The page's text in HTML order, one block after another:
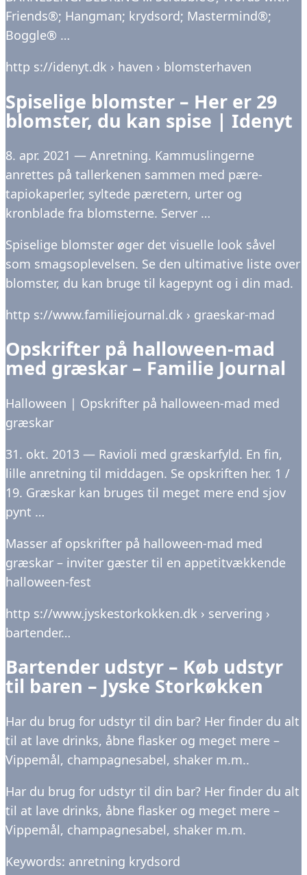
Friends®; Hangman; krydsord; Mastermind®;
Boggle® …
http s://idenyt.dk › haven › blomsterhaven
Spiselige blomster – Her er 29
blomster, du kan spise | Idenyt
8. apr. 2021 — Anretning. Kammuslingerne
anrettes på tallerkenen sammen med pære-
tapiokaperler, syltede pæretern, urter og
kronblade fra blomsterne. Server …
Spiselige blomster øger det visuelle look såvel
som smagsoplevelsen. Se den ultimative liste over
blomster, du kan bruge til kagepynt og i din mad.
http s://www.familiejournal.dk › graeskar-mad
Opskrifter på halloween-mad
med græskar – Familie Journal
Halloween | Opskrifter på halloween-mad med
græskar
31. okt. 2013 — Ravioli med græskarfyld. En fin,
lille anretning til middagen. Se opskriften her. 1 /
19. Græskar kan bruges til meget mere end sjov
pynt …
Masser af opskrifter på halloween-mad med
græskar – inviter gæster til en appetitvækkende
halloween-fest
http s://www.jyskestorkokken.dk › servering ›
bartender…
Bartender udstyr – Køb udstyr
til baren – Jyske Storkøkken
Har du brug for udstyr til din bar? Her finder du alt
til at lave drinks, åbne flasker og meget mere –
Vippemål, champagnesabel, shaker m.m..
Har du brug for udstyr til din bar? Her finder du alt
til at lave drinks, åbne flasker og meget mere –
Vippemål, champagnesabel, shaker m.m.
Keywords: anretning krydsord